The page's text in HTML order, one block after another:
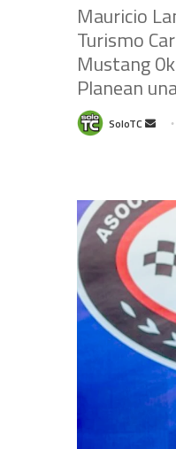
Mauricio
Turismo
Mustang
Planean
SoloTC
Send